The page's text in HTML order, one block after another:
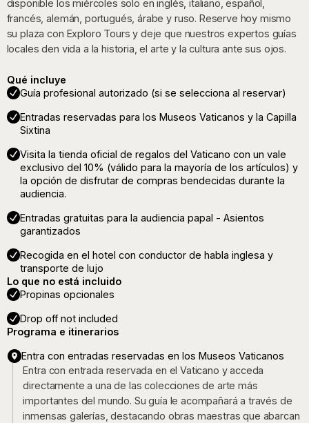
disponible los miércoles solo en inglés, italiano, español,
francés, alemán, portugués, árabe y ruso. Reserve hoy mismo
su plaza con Exploro Tours y deje que nuestros expertos guías
locales den vida a la historia, el arte y la cultura ante sus ojos.
Qué incluye
Guía profesional autorizado (si se selecciona al reservar)
Entradas reservadas para los Museos Vaticanos y la Capilla
Sixtina
Visita la tienda oficial de regalos del Vaticano con un vale
exclusivo del 10% (válido para la mayoría de los artículos) y
la opción de disfrutar de compras bendecidas durante la
audiencia.
Entradas gratuitas para la audiencia papal - Asientos
garantizados
Recogida en el hotel con conductor de habla inglesa y
transporte de lujo
Lo que no está incluido
Propinas opcionales
Drop off not included
Programa e itinerarios
Entra con entradas reservadas en los Museos Vaticanos
Entra con entrada reservada en el Vaticano y acceda
directamente a una de las colecciones de arte más
importantes del mundo. Su guía le acompañará a través de
inmensas galerías, destacando obras maestras que abarcan